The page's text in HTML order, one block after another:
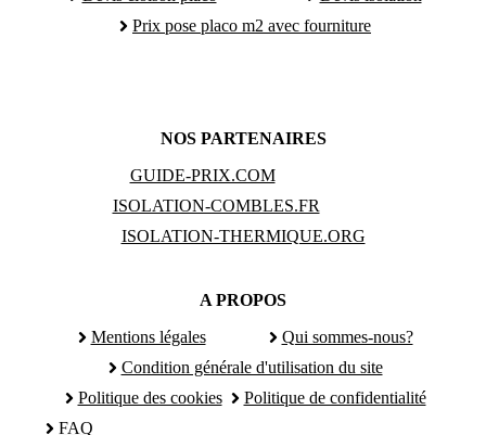
Prix pose placo m2 avec fourniture
NOS PARTENAIRES
GUIDE-PRIX.COM
ISOLATION-COMBLES.FR
ISOLATION-THERMIQUE.ORG
A PROPOS
Mentions légales
Qui sommes-nous?
Condition générale d'utilisation du site
Politique des cookies
Politique de confidentialité
FAQ